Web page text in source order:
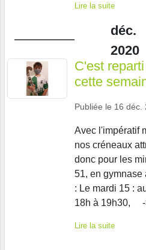
Lire la suite
déc.
2020
C'est
cette
Publiée le 16 déc.
Avec l'impératif
nos créneaux
donc pour les
51, en gymnase
: Le mardi 15 :
18h à 19h30, -
Lire la suite